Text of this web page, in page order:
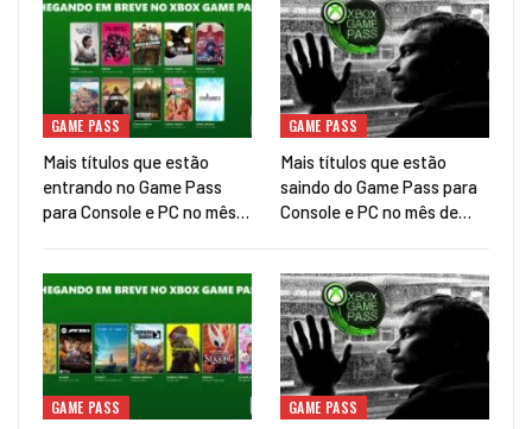
GAME PASS
Mais títulos que estão
entrando no Game Pass
para Console e PC no mês…
GAME PASS
Mais títulos que estão
saindo do Game Pass para
Console e PC no mês de…
GAME PASS GAME PASS